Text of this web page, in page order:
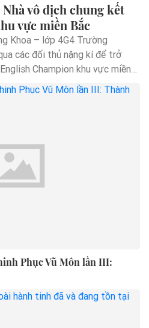
vô địch chung kết
vực miền Bắc
Khoa – lớp 4G4 Trường
các đối thủ nặng kí để trở
Champion khu vực miền
Phục Vũ Môn lần III: